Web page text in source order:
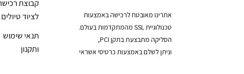
אתרינו מאובטח לרכישה באמצעות
טכנולוגיית SSL מהמתקדמות בעולם.
הסליקה מתבצעת בתקן PCI,
וניתן לשלם באמצעות כרטיסי אשראי
קבוצת
לציוד טיולים
תנאי שימוש
ותקנון